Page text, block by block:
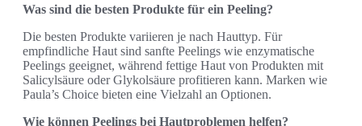
Was sind die besten Produkte für ein Peeling?
Die besten Produkte variieren je nach Hauttyp. Für
empfindliche Haut sind sanfte Peelings wie enzymatische
Peelings geeignet, während fettige Haut von Produkten mit
Salicylsäure oder Glykolsäure profitieren kann. Marken wie
Paula’s Choice bieten eine Vielzahl an Optionen.
Wie können Peelings bei Hautproblemen helfen?